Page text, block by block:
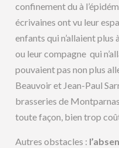
confinement du à
écrivaines ont vu leur
enfants qui n’allaient plus
ou leur compagne qui
pouvaient pas non plus
Beauvoir et Jean-Paul
brasseries de
toute façon, bien trop
Autres obstacles :